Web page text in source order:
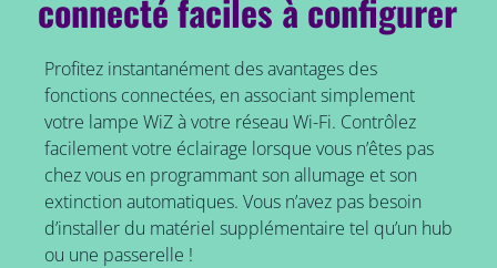
connecté faciles à configurer
Profitez instantanément des avantages des
fonctions connectées, en associant simplement
votre lampe WiZ à votre réseau Wi-Fi. Contrôlez
facilement votre éclairage lorsque vous n’êtes pas
chez vous en programmant son allumage et son
extinction automatiques. Vous n’avez pas besoin
d’installer du matériel supplémentaire tel qu’un hub
ou une passerelle !